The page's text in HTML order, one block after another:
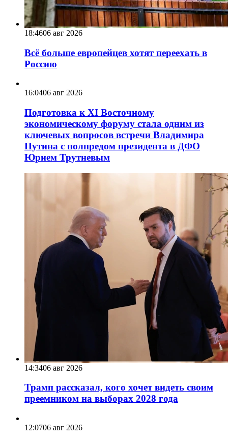
18:4606 авг 2026
Всё больше европейцев хотят переехать в
Россию
16:0406 авг 2026
Подготовка к XI Восточному
экономическому форуму стала одним из
ключевых вопросов встречи Владимира
Путина с полпредом президента в ДФО
Юрием Трутневым
14:3406 авг 2026
Трамп рассказал, кого хочет видеть своим
преемником на выборах 2028 года
12:0706 авг 2026